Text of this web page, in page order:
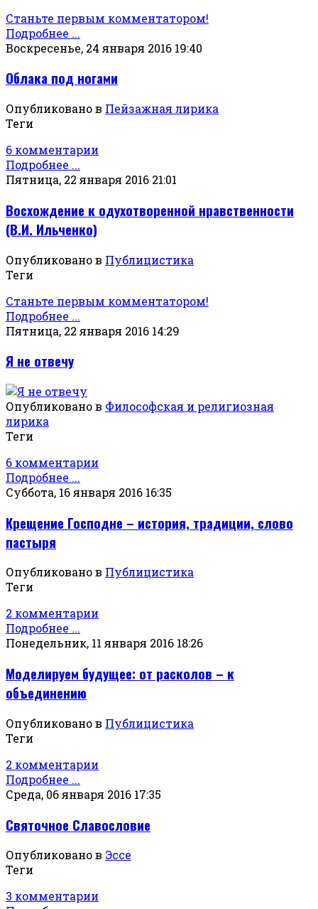
Станьте первым комментатором!
Подробнее ...
Воскресенье, 24 января 2016 19:40
Облака под ногами
Опубликовано в Пейзажная лирика
Теги
6 комментарии
Подробнее ...
Пятница, 22 января 2016 21:01
Восхождение к одухотворенной нравственности
(В.И. Ильченко)
Опубликовано в Публицистика
Теги
Станьте первым комментатором!
Подробнее ...
Пятница, 22 января 2016 14:29
Я не отвечу
Опубликовано в Философская и религиозная
лирика
Теги
6 комментарии
Подробнее ...
Суббота, 16 января 2016 16:35
Крещение Господне – история, традиции, слово
пастыря
Опубликовано в Публицистика
Теги
2 комментарии
Подробнее ...
Понедельник, 11 января 2016 18:26
Моделируем будущее: от расколов – к
объединению
Опубликовано в Публицистика
Теги
2 комментарии
Подробнее ...
Среда, 06 января 2016 17:35
Святочное Славословие
Опубликовано в Эссе
Теги
3 комментарии